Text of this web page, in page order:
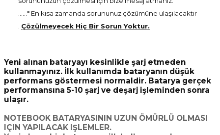
......* En kısa zamanda sorununuz çözümüne ulaşılacaktır
Çözülmeyecek Hiç Bir Sorun Yoktur.
Yeni alınan bataryayı kesinlikle şarj etmeden
kullanmayınız. İlk kullanımda bataryanın düşük
performans göstermesi normaldir. Batarya gerçek
performansına 5-10 şarj ve deşarj işleminden sonra
ulaşır.
NOTEBOOK BATARYASININ UZUN ÖMÜRLÜ OLMASI
IÇIN YAPILACAK IŞLEMLER.